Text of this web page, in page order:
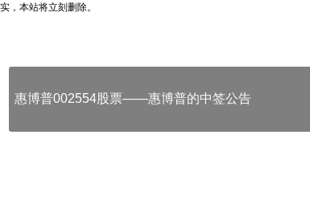
，本站将立刻删除。
惠博普002554股票——惠博普的中签公告